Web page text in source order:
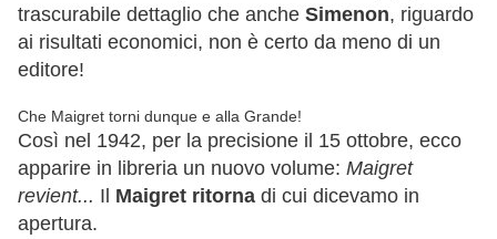
trascurabile dettaglio che anche Simenon, riguardo
ai risultati economici, non è certo da meno di un
editore!
Che Maigret torni dunque e alla Grande!
Così nel 1942, per la precisione il 15 ottobre, ecco
apparire in libreria un nuovo volume: Maigret
revient... Il Maigret ritorna di cui dicevamo in
apertura.